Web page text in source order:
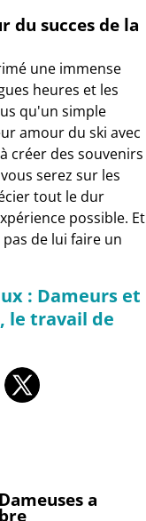
du succes de la
une immense
heures et les
qu'un simple
amour du ski avec
créer des souvenirs
serez sur les
tout le dur
possible. Et
de lui faire un
: Dameurs et
le travail de
a